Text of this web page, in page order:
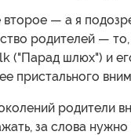
второе — а я
родителей —
("Парад шлюх") и
пристального
родители
за слова нужно